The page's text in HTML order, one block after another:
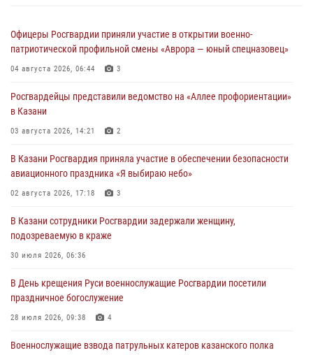
Офицеры Росгвардии приняли участие в открытии военно-
патриотической профильной смены «Аврора — юный спецназовец»
04 августа 2026, 06:44 3
Росгвардейцы представили ведомство на «Аллее профориентации»
в Казани
03 августа 2026, 14:21 2
В Казани Росгвардия приняла участие в обеспечении безопасности
авиационного праздника «Я выбираю небо»
02 августа 2026, 17:18 3
В Казани сотрудники Росгвардии задержали женщину,
подозреваемую в краже
30 июля 2026, 06:36
В День крещения Руси военнослужащие Росгвардии посетили
праздничное богослужение
28 июля 2026, 09:38 4
Военнослужащие взвода патрульных катеров казанского полка